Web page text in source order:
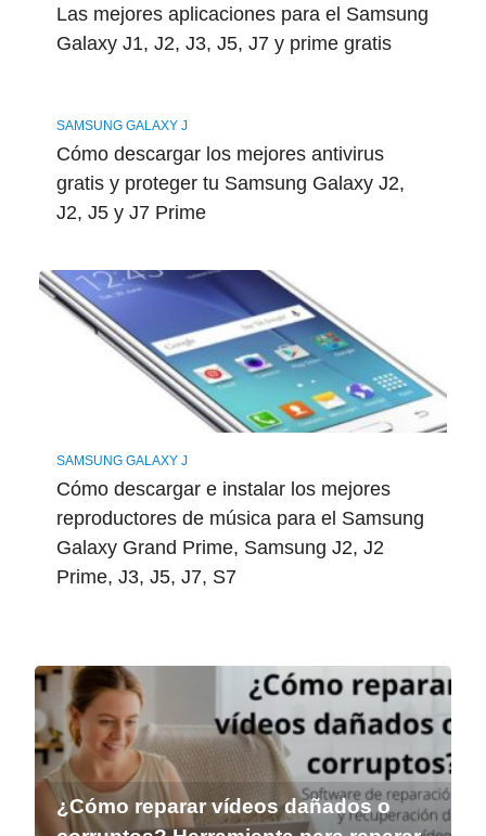
Las mejores aplicaciones para el Samsung
Galaxy J1, J2, J3, J5, J7 y prime gratis
SAMSUNG GALAXY J
Cómo descargar los mejores antivirus
gratis y proteger tu Samsung Galaxy J2,
J2, J5 y J7 Prime
SAMSUNG GALAXY J
Cómo descargar e instalar los mejores
reproductores de música para el Samsung
Galaxy Grand Prime, Samsung J2, J2
Prime, J3, J5, J7, S7
¿Cómo reparar vídeos dañados o